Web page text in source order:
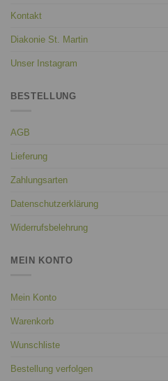
Kontakt
Diakonie St. Martin
Unser Instagram
BESTELLUNG
AGB
Lieferung
Zahlungsarten
Datenschutzerklärung
Widerrufsbelehrung
MEIN KONTO
Mein Konto
Warenkorb
Wunschliste
Bestellung verfolgen